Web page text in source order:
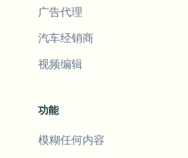
广告代理
汽车经销商
视频编辑
功能
模糊任何内容